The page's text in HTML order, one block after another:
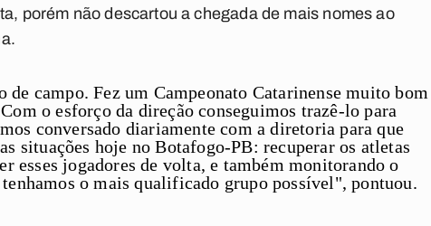
porém não descartou a chegada de mais nomes ao
campo. Fez um Campeonato Catarinense muito bom
o esforço da direção conseguimos trazê-lo para
conversado diariamente com a diretoria para que
situações hoje no Botafogo-PB: recuperar os atletas
esses jogadores de volta, e também monitorando o
o mais qualificado grupo possível", pontuou.